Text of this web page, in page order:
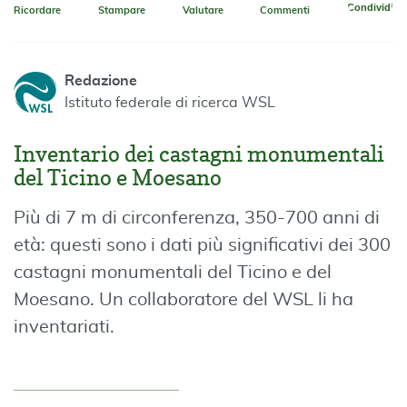
Ricordare Stampare Valutare Commenti Condividi
Redazione
Istituto federale di ricerca WSL
Inventario dei castagni monumentali
del Ticino e Moesano
Più di 7 m di circonferenza, 350-700 anni di
età: questi sono i dati più significativi dei 300
castagni monumentali del Ticino e del
Moesano. Un collaboratore del WSL li ha
inventariati.